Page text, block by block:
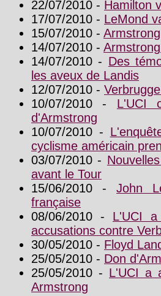
22/07/2010 - Hamilton
17/07/2010 - LeMond
15/07/2010 -
14/07/2010 -
14/07/2010 - Des
les aveux de Landis
12/07/2010 -
10/07/2010 - L'UCI
d'Armstrong
10/07/2010 -
cyclisme américain
03/07/2010 -
avant le Tour
15/06/2010 - John
française
08/06/2010 - L'UCI
accusations contre
30/05/2010 - Floyd
25/05/2010 - Don
25/05/2010 - L'UCI a
Armstrong